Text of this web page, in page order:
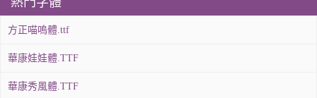
方正喵嗚體.ttf
華康娃娃體.TTF
華康秀風體.TTF